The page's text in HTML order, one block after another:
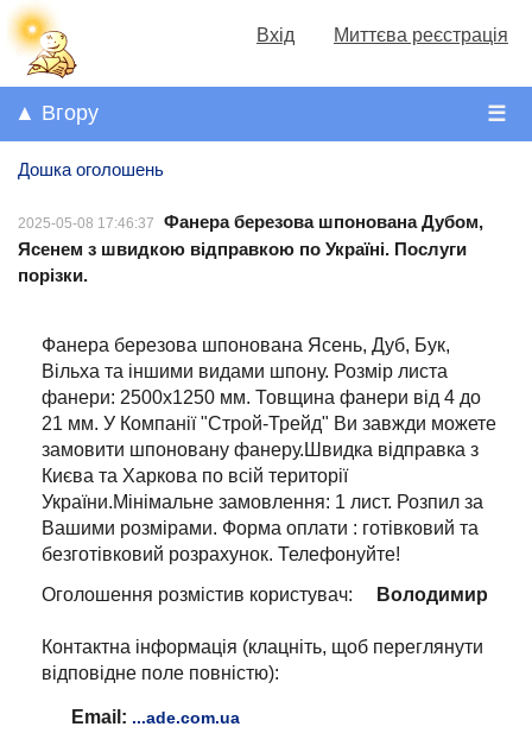
Вхід Миттєва реєстрація
☰
▲ Вгору
Дошка оголошень
2025-05-08 17:46:37
Фанера березова шпонована Дубом,
Ясенем з швидкою відправкою по Україні. Послуги
порізки.
Фанера березова шпонована Ясень, Дуб, Бук,
Вільха та іншими видами шпону. Розмір листа
фанери: 2500х1250 мм. Товщина фанери від 4 до
21 мм. У Компанії "Строй-Трейд" Ви завжди можете
замовити шпоновану фанеру.Швидка відправка з
Києва та Харкова по всій території
України.Мінімальне замовлення: 1 лист. Розпил за
Вашими розмірами. Форма оплати : готівковий та
безготівковий розрахунок. Телефонуйте!
Оголошення розмістив користувач:
Володимир
Контактна інформація (клацніть, щоб переглянути
відповідне поле повністю):
Email: ...ade.com.ua